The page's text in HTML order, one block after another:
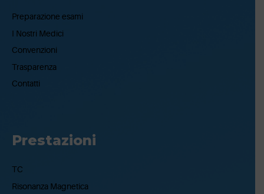
Preparazione esami
I Nostri Medici
Convenzioni
Trasparenza
Contatti
Prestazioni
TC
Risonanza Magnetica